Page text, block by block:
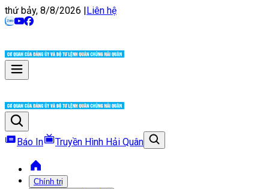
thứ bảy, 8/8/2026 |Liên hệ
Báo In Truyền Hình Hải Quân
Chính trị